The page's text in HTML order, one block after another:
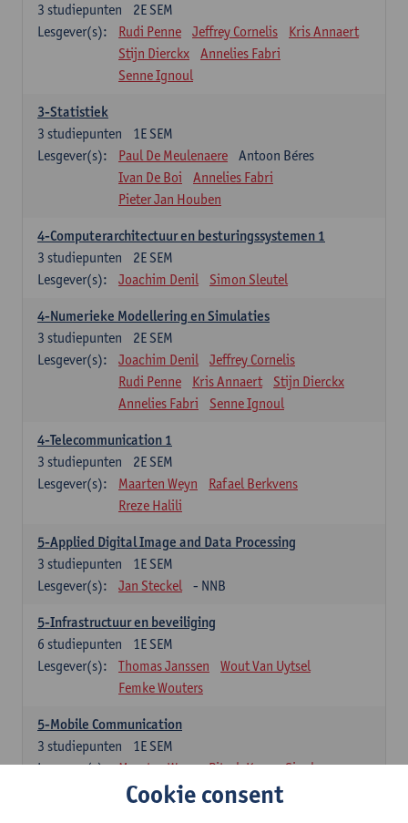
2E SEM
3 studiepunten
Lesgever(s):
Rudi Penne Jeffrey Cornelis
Kris Annaert
Stijn Dierckx
Annelies Fabri
Senne Ignoul
3-Statistiek
1E SEM
3 studiepunten
Lesgever(s):
Paul De Meulenaere
Antoon Béres
Ivan De Boi
Annelies Fabri
Pieter Jan Houben
4-Computerarchitectuur en besturingssystemen 1
2E SEM
3 studiepunten
Lesgever(s):
Joachim Denil Simon Sleutel
4-Numerieke Modellering en Simulaties
2E SEM
3 studiepunten
Lesgever(s):
Joachim Denil
Jeffrey Cornelis
Rudi Penne
Kris Annaert
Stijn Dierckx
Annelies Fabri
Senne Ignoul
4-Telecommunication 1
2E SEM
3 studiepunten
Lesgever(s):
Maarten Weyn
Rafael Berkvens
Rreze Halili
5-Applied Digital Image and Data Processing
1E SEM
3 studiepunten
Lesgever(s):
Jan Steckel - NNB
5-Infrastructuur en beveiliging
1E SEM
6 studiepunten
Lesgever(s):
Thomas Janssen
Wout Van Uytsel
Femke Wouters
5-Mobile Communication
1E SEM
3 studiepunten
Lesgever(s):
Maarten Weyn Ritesh Kumar Singh
5-Telecommunication 2Cookie consent